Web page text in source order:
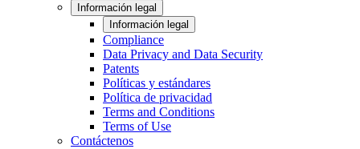
Información legal
Información legal
Compliance
Data Privacy and Data Security
Patents
Políticas y estándares
Política de privacidad
Terms and Conditions
Terms of Use
Contáctenos